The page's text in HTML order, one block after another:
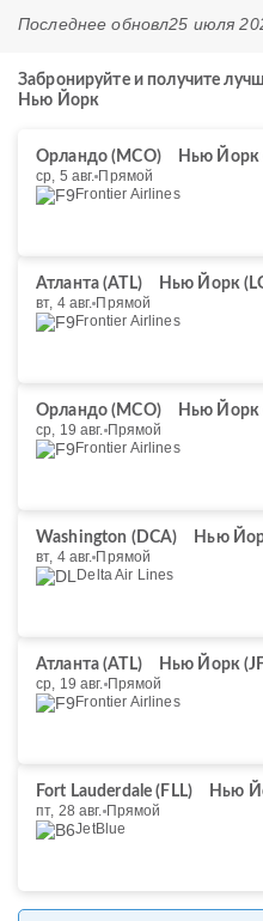
Последнее обновл25 июля
Забронируйте и получите
Нью Йорк
Орландо (MCO)
Нью Йорк
ср, 5 авг. Прямой
Frontier Airlines
Атланта (ATL)
Нью Йорк
вт, 4 авг. Прямой
Frontier Airlines
Орландо (MCO)
Нью Йорк
ср, 19 авг. Прямой
Frontier Airlines
Washington (DCA)
Нью
вт, 4 авг. Прямой
Delta Air Lines
Атланта (ATL)
Нью Йорк
ср, 19 авг. Прямой
Frontier Airlines
Fort Lauderdale (FLL)
Нью
пт, 28 авг. Прямой
JetBlue